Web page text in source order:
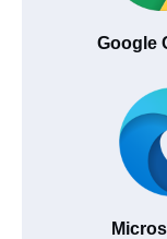
Google